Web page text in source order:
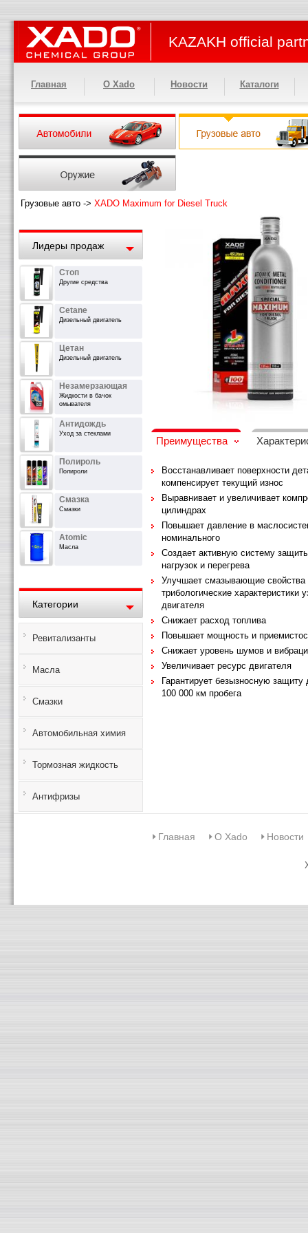
KAZAKH official
Главная О Xado Новости Каталоги
Грузовые авто -> XADO Maximum for Diesel Truck
Лидеры продаж
Стоп
Другие средства
Cetane
Дизельный двигатель
Цетан
Дизельный двигатель
Незамерзающая
Жидкости в бачок
омывателя
Антидождь
Уход за стеклами
Полироль
Полироли
Смазка
Смазки
Atomic
Масла
Категории
Ревитализанты
Масла
Смазки
Автомобильная химия
Тормозная жидкость
Антифризы
Преимущества
Восстанавливает поверхности
компенсирует текущий износ
Выравнивает и увеличивает
цилиндрах
Повышает давление в
номинального
Создает активную систему
нагрузок и перегрева
Улучшает смазывающие свойства
трибологические характеристики
двигателя
Снижает расход топлива
Повышает мощность и
Снижает уровень шумов и
Увеличивает ресурс двигателя
Гарантирует безызносную защиту
100 000 км пробега
Главная О Xado Новости